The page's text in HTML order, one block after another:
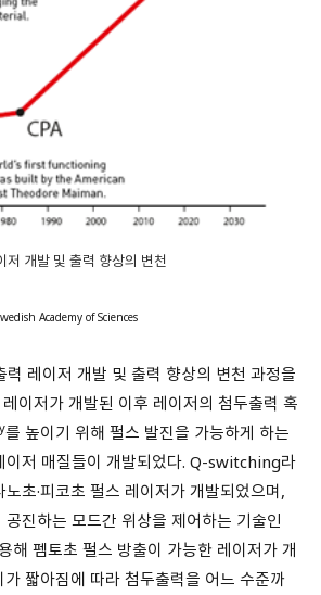
개발 및 출력 향상의 변천
Academy of Sciences
레이저 개발 및 출력 향상의 변천 과정을
이저가 개발된 이후 레이저의 첨두출력 혹
를 높이기 위해 펄스 발진을 가능하게 하는
이저 매질들이 개발되었다. Q-switching라
초·피코초 펄스 레이저가 개발되었으며,
진하는 모드간 위상을 제어하는 기술인
펨토초 펄스 방출이 가능한 레이저가 개
짧아짐에 따라 첨두출력을 어느 수준까